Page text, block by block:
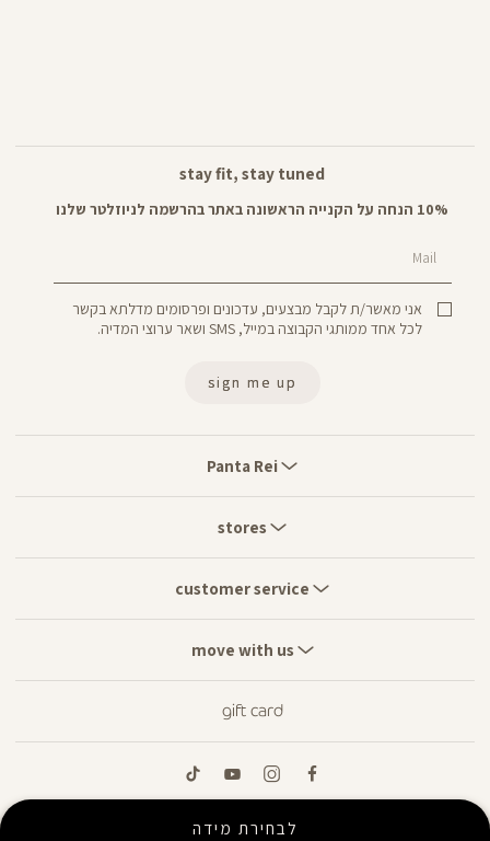
לבחירת מידה
Rei
Panta Rei
stores
with
service
customer service
gift card
stay fit, stay tuned
10% הנחה על הקנייה הראשונה באתר בהרשמה לניוזלטר שלנו
Mail
אני מאשר/ת לקבל מבצעים, עדכונים ופרסומים מדלתא בקשר
לכל אחד ממותגי הקבוצה במייל, SMS ושאר ערוצי המדיה.
sign me up
facebook
instagram
youtube
tiktok